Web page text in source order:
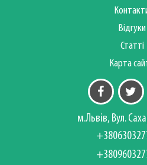
Відгуки
Статті
Карта
м.Львів, Вул.